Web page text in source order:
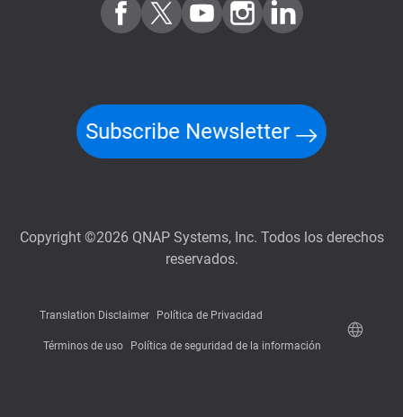
Subscribe Newsletter
Copyright ©2026 QNAP Systems, Inc. Todos los derechos
reservados.
Translation Disclaimer Política de Privacidad
Términos de uso Política de seguridad de la información